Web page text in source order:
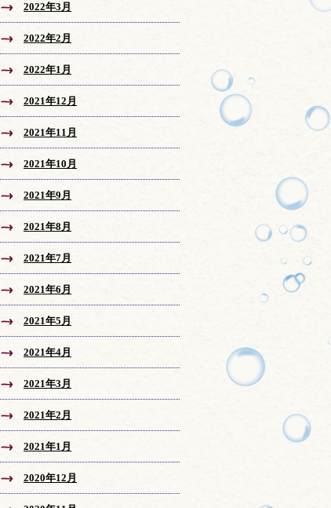
2022年3月
2022年2月
2022年1月
2021年12月
2021年11月
2021年10月
2021年9月
2021年8月
2021年7月
2021年6月
2021年5月
2021年4月
2021年3月
2021年2月
2021年1月
2020年12月